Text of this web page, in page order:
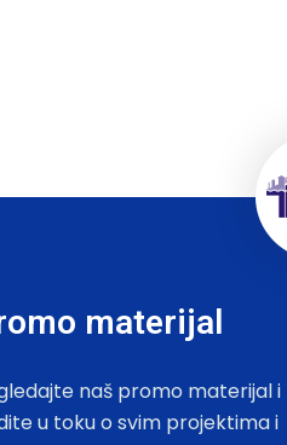
materijal
naš promo materijal i
u toku o svim projektima i